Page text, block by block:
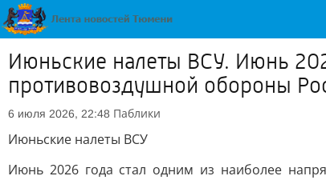
Июньские налеты ВСУ. Июнь
противовоздушной обороны
6 июля 2026, 22:48 Паблики
Июньские налеты ВСУ
Июнь 2026 года стал одним из наиболее